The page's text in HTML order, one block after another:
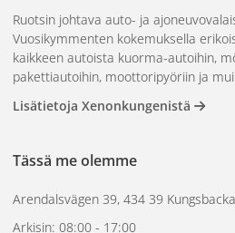
Ruotsin johtava auto- ja
Vuosikymmenten kokemuksella
kaikkeen autoista kuorma-autoihin,
pakettiautoihin, moottoripyöriin ja
Lisätietoja Xenonkungenistä
Tässä me olemme
Arendalsvägen 39, 434 39 Kungsbacka
Arkisin: 08:00 - 17:00